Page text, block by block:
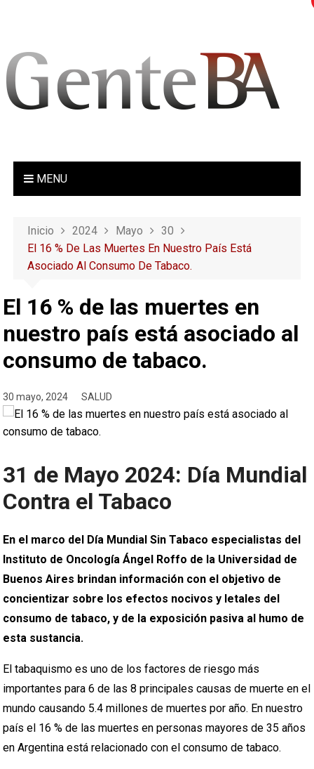
MENU
Inicio 2024 Mayo
30
El 16 % De Las Muertes En Nuestro País Está
Asociado Al Consumo De Tabaco.
El 16 % de las muertes en
nuestro país está asociado al
consumo de tabaco.
30 mayo, 2024 SALUD
31 de Mayo 2024: Día Mundial
Contra el Tabaco
En el marco del Día Mundial Sin Tabaco especialistas del
Instituto de Oncología Ángel Roffo de la Universidad de
Buenos Aires brindan información con el objetivo de
concientizar sobre los efectos nocivos y letales del
consumo de tabaco, y de la exposición pasiva al humo de
esta sustancia.
El tabaquismo es uno de los factores de riesgo más
importantes para 6 de las 8 principales causas de muerte en el
mundo causando 5.4 millones de muertes por año. En nuestro
país el 16 % de las muertes en personas mayores de 35 años
en Argentina está relacionado con el consumo de tabaco.